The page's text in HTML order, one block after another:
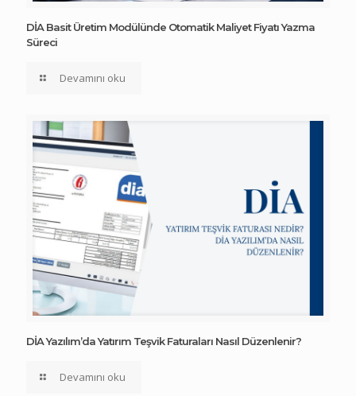
DİA Basit Üretim Modülünde Otomatik Maliyet Fiyatı Yazma
Süreci
Devamını oku
DİA Yazılım’da Yatırım Teşvik Faturaları Nasıl Düzenlenir?
Devamını oku